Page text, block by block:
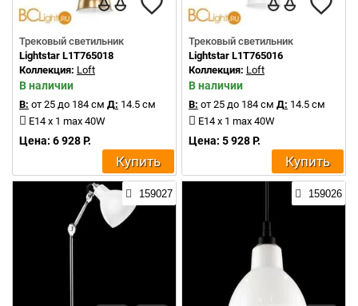
Трековый светильник
Lightstar L1T765018
Коллекция: Loft
В наличии
В: от 25 до 184 см Д: 14.5 см
E14 x 1 max 40W
Цена: 6 928 Р.
Купить
Трековый светильник
Lightstar L1T765016
Коллекция: Loft
В наличии
В: от 25 до 184 см Д: 14.5 см
E14 x 1 max 40W
Цена: 5 928 Р.
Купить
159027 159026